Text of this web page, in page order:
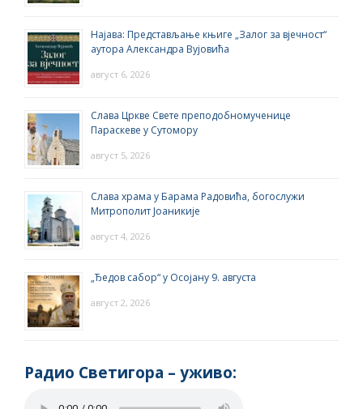
Најава: Представљање књиге „Залог за вјечност“
аутора Александра Вујовића
август 6, 2026
Слава Цркве Свете преподобномученице
Параскеве у Сутомору
август 5, 2026
Слава храма у Барама Радовића, богослужи
Митрополит Јоаникије
август 4, 2026
„Ђедов сабор“ у Осојану 9. августа
август 2, 2026
Радио Светигора – yживо: